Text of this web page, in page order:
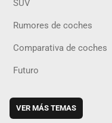
SUV
Rumores de coches
Comparativa de coches
Futuro
VER MÁS TEMAS